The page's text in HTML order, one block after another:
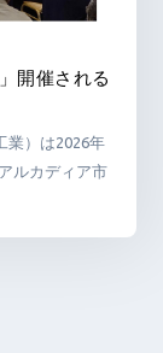
開催される
業）は2026年
ルカディア市